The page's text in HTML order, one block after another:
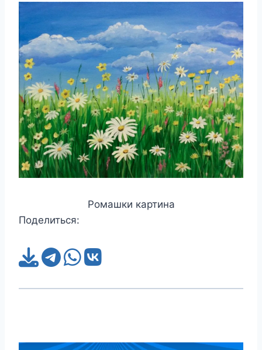
Ромашки картина
Поделиться: